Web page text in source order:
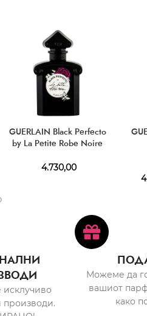
GUERLAIN Black Perfecto
by La Petite Robe Noire
4.730,00
производи.
Можеме да
вашиот
како